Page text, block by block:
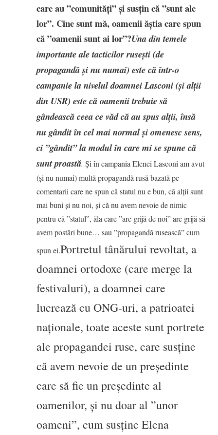
care au ”comunități” și susțin că ”sunt ale
lor”. Cine sunt mă, oamenii ăștia care spun
că ”oamenii sunt ai lor”?Una din temele
importante ale tacticilor rusești (de
propagandă și nu numai) este că într-o
campanie la nivelul doamnei Lasconi (și alții
din USR) este că oamenii trebuie să
gândească ceea ce văd că au spus alții, însă
nu gândit în cel mai normal și omenesc sens,
ci ”gândit” la modul în care mi se spune că
sunt proastă. Și în campania Elenei Lasconi am avut
(și nu numai) multă propagandă rusă bazată pe
comentarii care ne spun că statul nu e bun, că alții sunt
mai buni și nu noi, și că nu avem nevoie de nimic
pentru că ”statul”, ăla care ”are grijă de noi” are grijă să
avem postări bune… sau ”propagandă rusească” cum
spun ei.Portretul tânărului revoltat, a
doamnei ortodoxe (care merge la
festivaluri), a doamnei care
lucrează cu ONG-uri, a patrioatei
naționale, toate aceste sunt portrete
ale propagandei ruse, care susține
că avem nevoie de un președinte
care să fie un președinte al
oamenilor, și nu doar al ”unor
oameni”, cum susține Elena